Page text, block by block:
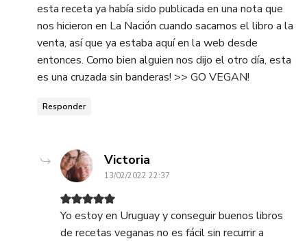
esta receta ya había sido publicada en una nota que
nos hicieron en La Nación cuando sacamos el libro a la
venta, así que ya estaba aquí en la web desde
entonces. Como bien alguien nos dijo el otro día, esta
es una cruzada sin banderas! >> GO VEGAN!
Responder
Victoria
13/02/2022 22:37
Yo estoy en Uruguay y conseguir buenos libros
de recetas veganas no es fácil sin recurrir a